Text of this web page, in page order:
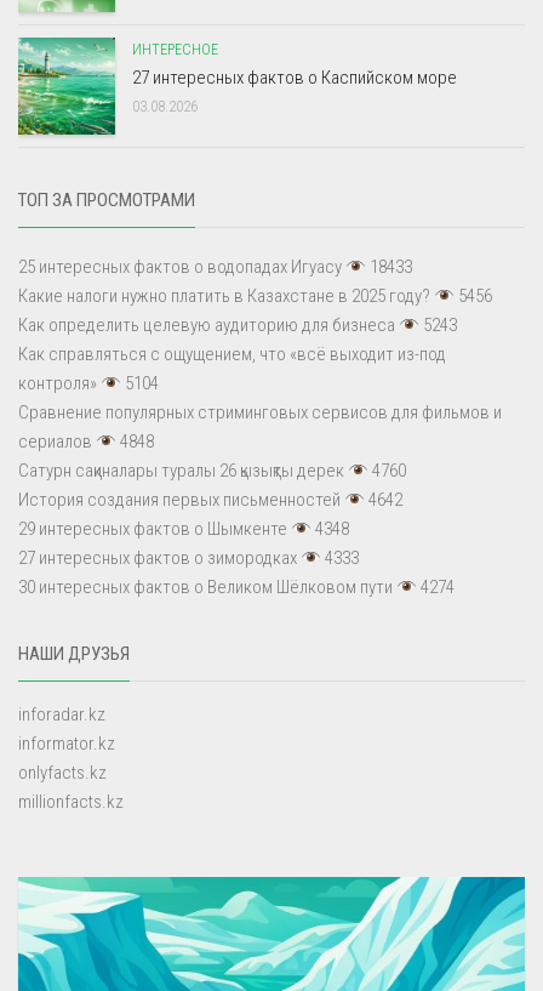
ИНТЕРЕСНОЕ
27 интересных фактов о Каспийском море
03.08.2026
ТОП ЗА ПРОСМОТРАМИ
25 интересных фактов о водопадах Игуасу
18433
Какие налоги нужно платить в Казахстане в 2025 году?
5456
Как определить целевую аудиторию для бизнеса
5243
Как справляться с ощущением, что «всё выходит из-под
контроля»
5104
Сравнение популярных стриминговых сервисов для фильмов и
сериалов
4848
Сатурн сақиналары туралы 26 қызықты дерек
4760
История создания первых письменностей
4642
29 интересных фактов о Шымкенте
4348
27 интересных фактов о зимородках
4333
30 интересных фактов о Великом Шёлковом пути
4274
НАШИ ДРУЗЬЯ
inforadar.kz
informator.kz
onlyfacts.kz
millionfacts.kz